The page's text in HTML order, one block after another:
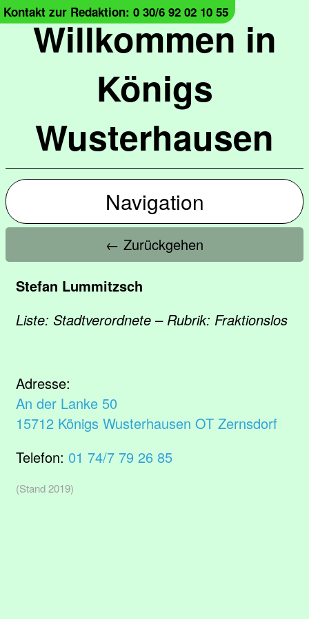
Willkommen in
Königs
Wusterhausen
Kontakt zur Redaktion: 0 30/6 92 02 10 55
Navigation
← Zurückgehen
Stefan Lummitzsch
Liste: Stadtverordnete – Rubrik: Fraktionslos
Adresse:
An der Lanke 50
15712 Königs Wusterhausen OT Zernsdorf
Telefon: 01 74/7 79 26 85
(Stand 2019)